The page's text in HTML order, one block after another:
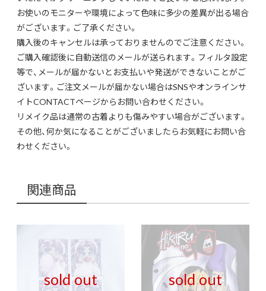
お使いのモニターや環境によって色味に多少の差異が出る場合
がございます。ご了承ください。
購入後のキャンセルは承っておりませんのでご注意ください。
ご購入確認後に自動送信のメールが送られます。フィルタ設定
等で、メールが届かないとお支払いや発送ができないことがご
ざいます。ご注文メールが届かない場合はSNSやオンラインサ
イトCONTACTページからお問い合わせください。
リメイク品は通常の古着よりも傷みやすい場合がございます。
その他、何か気になることがございましたらお気軽にお問い合
わせください。
関連商品
sold out sold out